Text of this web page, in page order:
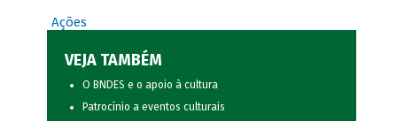
Ações
VEJA TAMBÉM
O BNDES e o apoio à cultura
Patrocínio a eventos culturais